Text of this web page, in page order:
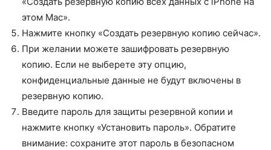
этом Mac».
Нажмите кнопку «Создать резервную копию сейчас».
При желании можете зашифровать резервную
копию. Если не выберете эту опцию,
конфиденциальные данные не будут включены в
резервную копию.
Введите пароль для защиты резервной копии и
нажмите кнопку «Установить пароль». Обратите
внимание: сохраните этот пароль в безопасном